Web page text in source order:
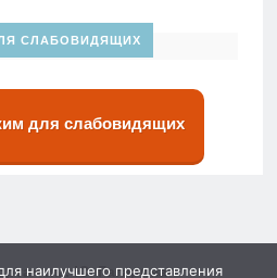
СЛАБОВИДЯЩИХ
для слабовидящих
им. Ю. Гагарина»
наилучшего представления